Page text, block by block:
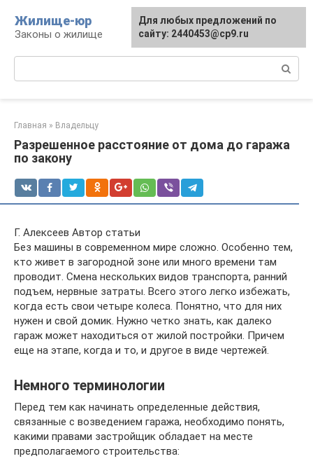
контенту
Жилище-юр
Законы о жилище
Главная » Владельцу
Разрешенное расстояние от дома до гаража
по закону
Г. Алексеев Автор статьи
Без машины в современном мире сложно. Особенно тем,
кто живет в загородной зоне или много времени там
проводит. Смена нескольких видов транспорта, ранний
подъем, нервные затраты. Всего этого легко избежать,
когда есть свои четыре колеса. Понятно, что для них
нужен и свой домик. Нужно четко знать, как далеко
гараж может находиться от жилой постройки. Причем
еще на этапе, когда и то, и другое в виде чертежей.
Немного терминологии
Перед тем как начинать определенные действия,
связанные с возведением гаража, необходимо понять,
какими правами застройщик обладает на месте
предполагаемого строительства:
Для любых предложений по
сайту: 2440453@cp9.ru